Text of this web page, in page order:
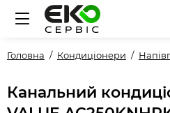
Головна Кондиціонери
Канальний